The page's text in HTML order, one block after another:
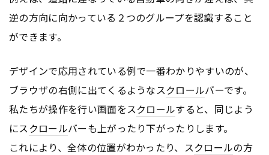
逆の方向に向かっている２つのグループを認識すること
ができます。
デザインで応用されている例で一番わかりやすいのが、
ブラウザの右側に出てくるようなスクロールバーです。
私たちが操作を行い画面をスクロールすると、同じよう
にスクロールバーも上がったり下がったりします。
これにより、全体の位置がわかったり、スクロールの方